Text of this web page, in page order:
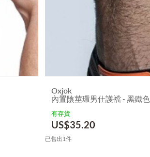
Oxjok
內置陰莖環男仕護襠 - 黑鐵
有存貨
US$35.20
已售出1件